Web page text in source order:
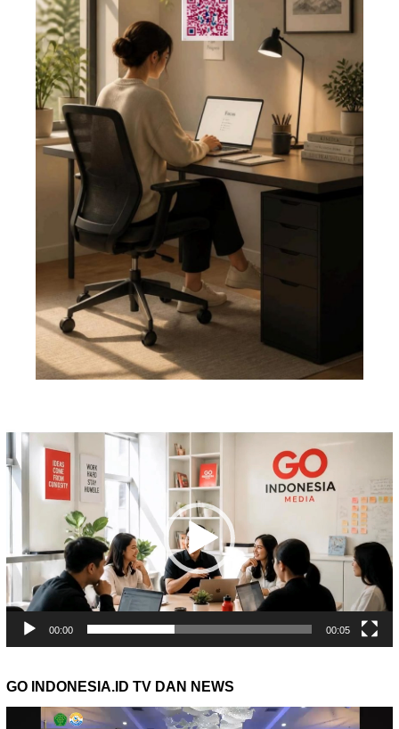
Pemutar
Video
00:00 00:05
GO INDONESIA.ID TV DAN NEWS
Pemutar